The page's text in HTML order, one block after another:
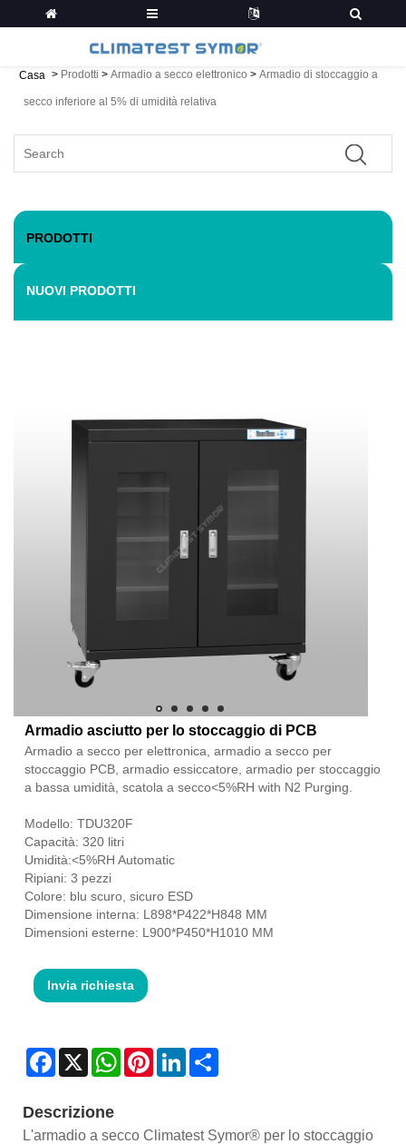
Casa > Prodotti > Armadio a secco elettronico > Armadio di stoccaggio a
secco inferiore al 5% di umidità relativa
PRODOTTI
NUOVI PRODOTTI
Armadio asciutto per lo stoccaggio di PCB
Armadio a secco per elettronica, armadio a secco per
stoccaggio PCB, armadio essiccatore, armadio per stoccaggio
a bassa umidità, scatola a secco<5%RH with N2 Purging.
Modello: TDU320F
Capacità: 320 litri
Umidità:<5%RH Automatic
Ripiani: 3 pezzi
Colore: blu scuro, sicuro ESD
Dimensione interna: L898*P422*H848 MM
Dimensioni esterne: L900*P450*H1010 MM
Invia richiesta
Facebook
X WhatsAppPinterestLinkedIn
Descrizione
L'armadio a secco Climatest Symor® per lo stoccaggio